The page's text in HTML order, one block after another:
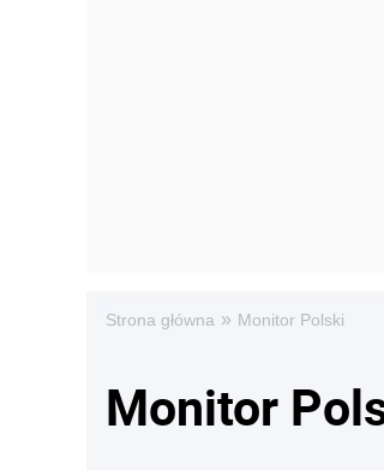
Strona główna » Monitor Polski
Monitor